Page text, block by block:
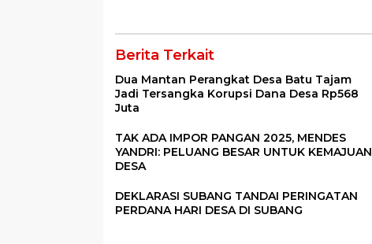
Berita Terkait
Dua Mantan Perangkat Desa Batu Tajam
Jadi Tersangka Korupsi Dana Desa Rp568
Juta
TAK ADA IMPOR PANGAN 2025, MENDES
YANDRI: PELUANG BESAR UNTUK KEMAJUAN
DESA
DEKLARASI SUBANG TANDAI PERINGATAN
PERDANA HARI DESA DI SUBANG